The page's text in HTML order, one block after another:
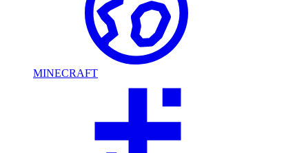
MINECRAFT